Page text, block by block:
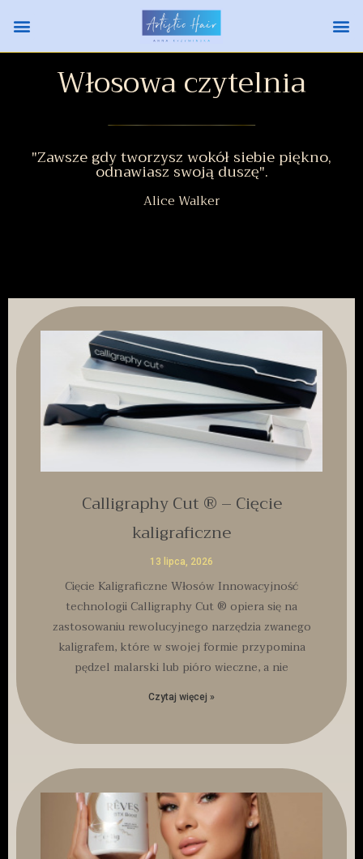
Włosowa czytelnia
"Zawsze gdy tworzysz wokół siebie piękno,
odnawiasz swoją duszę".
Alice Walker
Calligraphy Cut ® – Cięcie
kaligraficzne
13 lipca, 2026
Cięcie Kaligraficzne Włosów Innowacyjność
technologii Calligraphy Cut ® opiera się na
zastosowaniu rewolucyjnego narzędzia zwanego
kaligrafem, które w swojej formie przypomina
pędzel malarski lub pióro wieczne, a nie
Czytaj więcej »